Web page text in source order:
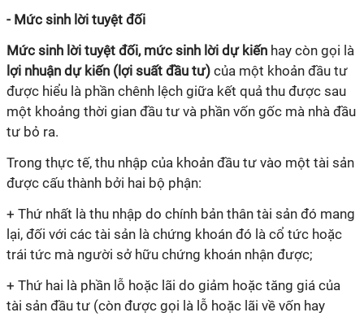
- Mức sinh lời tuyệt đối
Mức sinh lời tuyệt đối, mức sinh lời dự kiến hay còn gọi là
lợi nhuận dự kiến (lợi suất đầu tư) của một khoản đầu tư
được hiểu là phần chênh lệch giữa kết quả thu được sau
một khoảng thời gian đầu tư và phần vốn gốc mà nhà đầu
tư bỏ ra.
Trong thực tế, thu nhập của khoản đầu tư vào một tài sản
được cấu thành bởi hai bộ phận:
+ Thứ nhất là thu nhập do chính bản thân tài sản đó mang
lại, đối với các tài sản là chứng khoán đó là cổ tức hoặc
trái tức mà người sở hữu chứng khoán nhận được;
+ Thứ hai là phần lỗ hoặc lãi do giảm hoặc tăng giá của
tài sản đầu tư (còn được gọi là lỗ hoặc lãi về vốn hay